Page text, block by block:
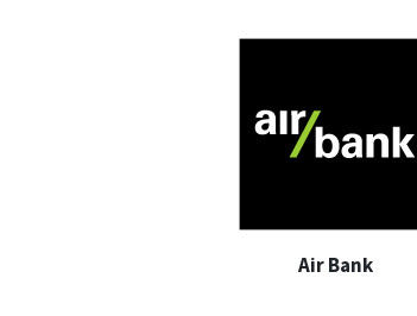
Air Bank